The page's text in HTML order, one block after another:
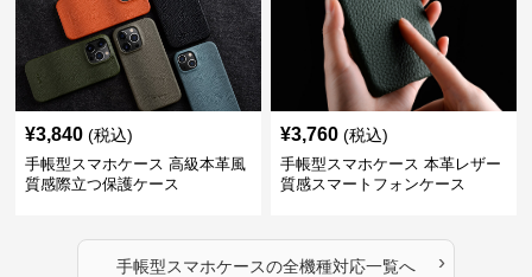
¥3,840 (税込)
手帳型スマホケース 高級本革風
質感際立つ保護ケース
¥3,760 (税込)
手帳型スマホケース 本革レザー
質感スマートフォンケース
手帳型スマホケースの全機種対応一覧へ ›